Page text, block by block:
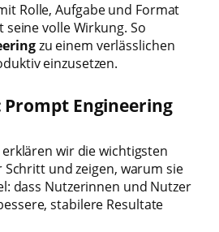
Rolle, Aufgabe und Format
volle Wirkung. So
zu einem verlässlichen
einzusetzen.
Engineering
wir die wichtigsten
und zeigen, warum sie
dass Nutzerinnen und Nutzer
stabilere Resultate